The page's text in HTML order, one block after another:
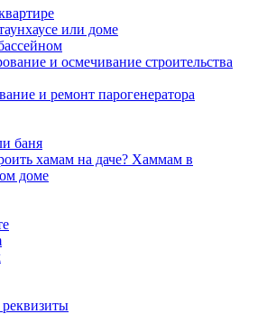
или доме
и осмечивание строительства
и ремонт парогенератора
баня
хамам на даче? Хаммам в
доме